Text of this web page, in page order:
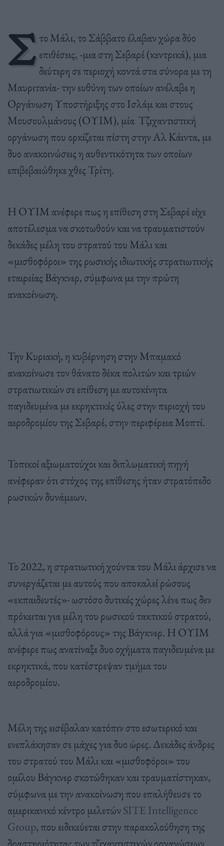
Σ το Μάλι, το Σάββατο έλαβαν χώρα δύο
επιθέσεις, -μια στη Σεβαρέ (κεντρικά), μια
δεύτερη σε περιοχή κοντά στα σύνορα με τη
Μαυριτανία- την ευθύνη των οποίων ανέλαβε η
Οργάνωση Υποστήριξης στο Ισλάμ και στους
Μουσουλμάνους (ΟΥΙΜ), μία Τζιχαντιστική
οργάνωση που ορκίζεται πίστη στην Αλ Κάιντα, με
δυο ανακοινώσεις η αυθεντικότητα των οποίων
επιβεβαιώθηκε χθες Τρίτη.
Η ΟΥΙΜ ανέφερε πως η επίθεση στη Σεβαρέ είχε
αποτέλεσμα να σκοτωθούν και να τραυματιστούν
δεκάδες μέλη του στρατού του Μάλι και
«μισθοφόροι» της ρωσικής ιδιωτικής στρατιωτικής
εταιρείας Βάγκνερ, σύμφωνα με την πρώτη
ανακοίνωση.
Την Κυριακή, η κυβέρνηση στην Μπαμακό
ανακοίνωσε τον θάνατο δέκα πολιτών και τριών
στρατιωτικών σε επίθεση με αυτοκίνητα
παγιδευμένα με εκρηκτικές ύλες στην περιοχή του
αεροδρομίου της Σεβαρέ, στην περιφέρεια Μοπτί.
Τοπικοί αξιωματούχοι και διπλωματική πηγή
ανέφεραν ότι στόχος της επίθεσης ήταν στρατόπεδο
ρωσικών δυνάμεων.
Το 2022, η στρατιωτική χούντα του Μάλι άρχισε να
συνεργάζεται με αυτούς που αποκαλεί ρώσους
«εκπαιδευτές»· ωστόσο δυτικές χώρες λένε πως δεν
πρόκειται για μέλη του ρωσικού τακτικού στρατού,
αλλά για «μισθοφόρους» της Βάγκνερ. Η ΟΥΙΜ
ανέφερε πως ανατίναξε δυο οχήματα παγιδευμένα με
εκρηκτικά, που κατέστρεψαν τμήμα του
αεροδρομίου.
Μέλη της εισέβαλαν κατόπιν στο εσωτερικό και
ενεπλάκησαν σε μάχες για δυο ώρες. Δεκάδες άνδρες
του στρατού του Μάλι και «μισθοφόροι» του
ομίλου Βάγκνερ σκοτώθηκαν και τραυματίστηκαν,
σύμφωνα με την ανακοίνωση που επαλήθευσε το
αμερικανικό κέντρο μελετών SITE Intelligence
Group, που ειδικεύεται στην παρακολούθηση της